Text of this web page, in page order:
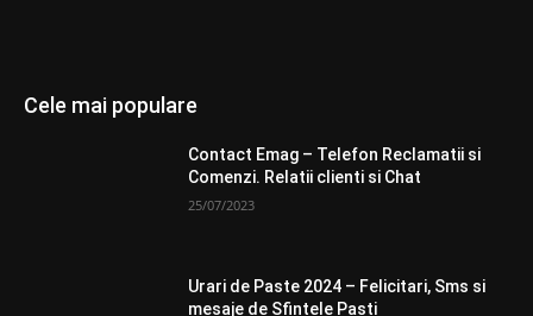
Cele mai populare
Contact Emag – Telefon Reclamatii si
Comenzi. Relatii clienti si Chat
25/07/2023
Urari de Paste 2024 – Felicitari, Sms si
mesaje de Sfintele Pasti